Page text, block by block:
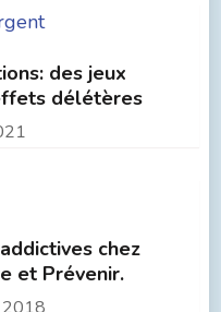
des jeux
délétères
chez
et Prévenir.